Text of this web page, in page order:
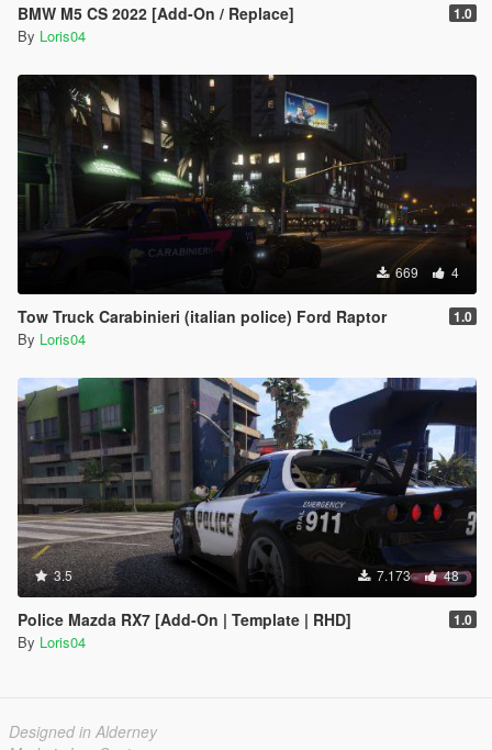
BMW M5 CS 2022 [Add-On / Replace] 1.0
By Loris04
669 4
Tow Truck Carabinieri (italian police) Ford Raptor 1.0
By Loris04
3.5 7.173 48
Police Mazda RX7 [Add-On | Template | RHD] 1.0
By Loris04
Designed in Alderney